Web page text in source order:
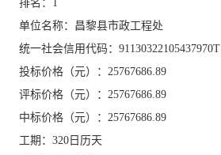
排名： 1
单位名称：昌黎县市政工程处
统一社会信用代码： 91130322105437970T
投标价格（元）： 25767686.89
评标价格（元）： 25767686.89
中标价格（元）： 25767686.89
工期： 320日历天